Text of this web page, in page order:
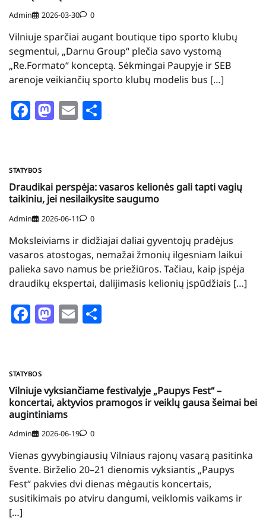
Admin 2026-03-30 0
Vilniuje sparčiai augant boutique tipo sporto klubų
segmentui, „Darnu Group“ plečia savo vystomą
„Re.Formato“ konceptą. Sėkmingai Paupyje ir SEB
arenoje veikiančių sporto klubų modelis bus […]
Facebook
Mastodon
Email
STATYBOS
Draudikai perspėja: vasaros kelionės gali tapti vagių
taikiniu, jei nesilaikysite saugumo
Admin 2026-06-11 0
Moksleiviams ir didžiajai daliai gyventojų pradėjus
vasaros atostogas, nemažai žmonių ilgesniam laikui
palieka savo namus be priežiūros. Tačiau, kaip įspėja
draudikų ekspertai, dalijimasis kelionių įspūdžiais […]
Facebook
Mastodon
Email
STATYBOS
Vilniuje vyksiančiame festivalyje „Paupys Fest“ –
koncertai, aktyvios pramogos ir veiklų gausa šeimai bei
augintiniams
Admin 2026-06-19 0
Vienas gyvybingiausių Vilniaus rajonų vasarą pasitinka
švente. Birželio 20–21 dienomis vyksiantis „Paupys
Fest“ pakvies dvi dienas mėgautis koncertais,
susitikimais po atviru dangumi, veiklomis vaikams ir
[…]